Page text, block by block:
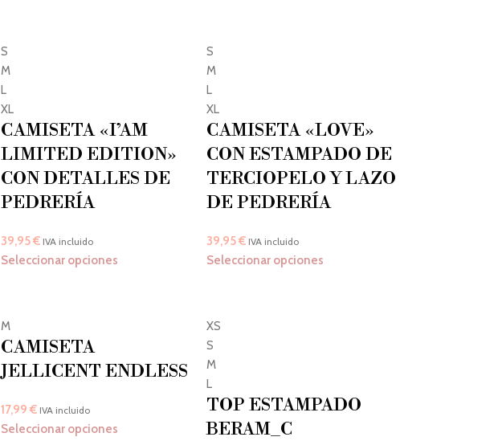
S
M
L
XL
CAMISETA «I’AM
LIMITED EDITION»
CON DETALLES DE
PEDRERÍA
39,95€ IVA incluido
Seleccionar opciones
S
M
L
XL
CAMISETA «LOVE»
CON ESTAMPADO DE
TERCIOPELO Y LAZO
DE PEDRERÍA
39,95€ IVA incluido
Seleccionar opciones
M
CAMISETA
JELLICENT ENDLESS
17,99€ IVA incluido
Seleccionar opciones
XS
S
M
L
TOP ESTAMPADO
BERAM_C